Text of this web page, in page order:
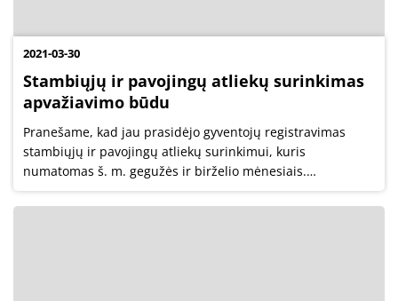
2021-03-30
Stambiųjų ir pavojingų atliekų surinkimas
apvažiavimo būdu
Pranešame, kad jau prasidėjo gyventojų registravimas
stambiųjų ir pavojingų atliekų surinkimui, kuris
numatomas š. m. gegužės ir birželio mėnesiais.
Primename, kad nebelieka surinkimo punktų, o minėtos
atliekos bus surenkamos atvažiavus pas iš...